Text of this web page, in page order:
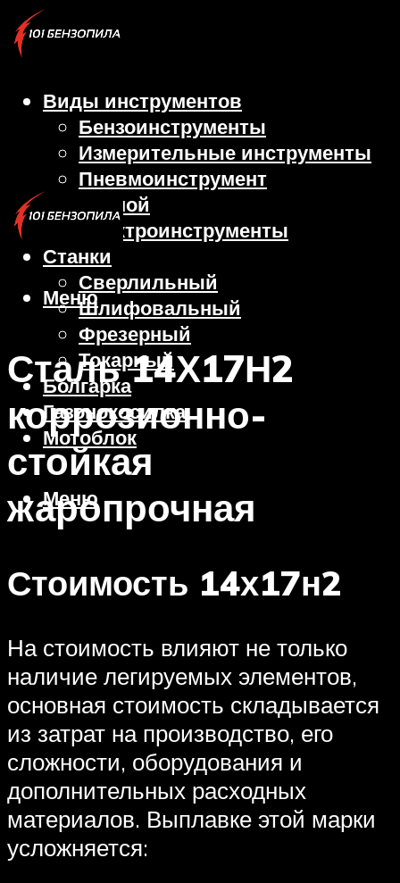
Виды инструментов
Бензоинструменты
Измерительные инструменты
Пневмоинструмент
Ручной
Электроинструменты
Станки
Сверлильный
Шлифовальный
Фрезерный
Токарный
Болгарка
Газонокосилка
Мотоблок
Меню
Меню
Сталь 14Х17Н2
коррозионно-
стойкая
жаропрочная
Стоимость 14х17н2
На стоимость влияют не только
наличие легируемых элементов,
основная стоимость складывается
из затрат на производство, его
сложности, оборудования и
дополнительных расходных
материалов. Выплавке этой марки
усложняется: